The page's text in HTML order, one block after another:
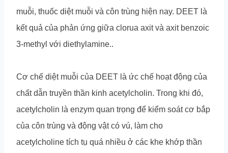
muỗi, thuốc diệt muỗi và côn trùng hiện nay. DEET là
kết quả của phản ứng giữa clorua axit và axit benzoic
3-methyl với diethylamine..
Cơ chế diệt muỗi của DEET là ức chế hoạt động của
chất dẫn truyền thần kinh acetylcholin. Trong khi đó,
acetylcholin là enzym quan trọng để kiểm soát cơ bắp
của côn trùng và động vật có vú, làm cho
acetylcholine tích tụ quá nhiều ở các khe khớp thần